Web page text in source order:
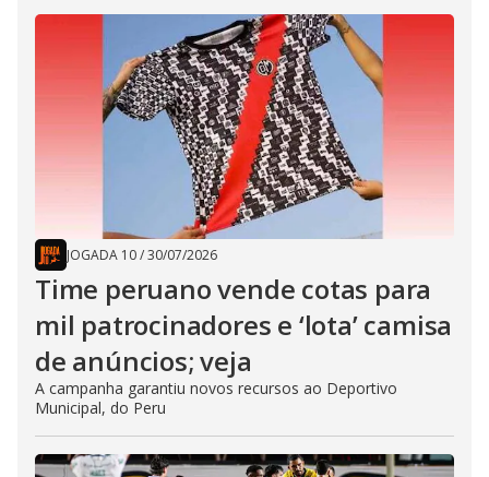
JOGADA 10/30/07/2026
Time peruano vende cotas para
mil patrocinadores e ‘lota’ camisa
de anúncios; veja
A campanha garantiu novos recursos ao Deportivo
Municipal, do Peru